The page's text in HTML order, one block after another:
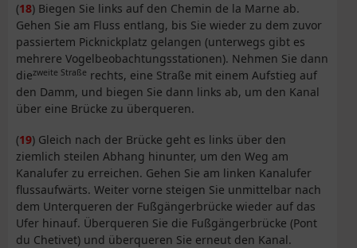
(18) Biegen Sie links auf den Chemin de la Marne ab.
Gehen Sie am Fluss entlang, bis Sie wieder zu dem zuvor
passiertem Picknickplatz gelangen (unterwegs gibt es
mehrere Vogelbeobachtungsstationen). Nehmen Sie dann
diezweite Straße rechts, eine Straße mit einem Aufstieg auf
den Damm, und biegen Sie dann links ab, um den Kanal
über eine Brücke zu überqueren.
(19) Gleich nach der Brücke geht es links über den
ziemlich steilen Abhang hinunter, um den Weg am
Kanalufer zu erreichen. Gehen Sie am linken Kanalufer
flussaufwärts. Weiter vorne steigen Sie unmittelbar nach
dem Unterqueren der Fußgängerbrücke wieder auf das
Ufer hinauf. Überqueren Sie die Fußgängerbrücke (Pont
du Chetivet) und überqueren Sie erneut den Kanal.